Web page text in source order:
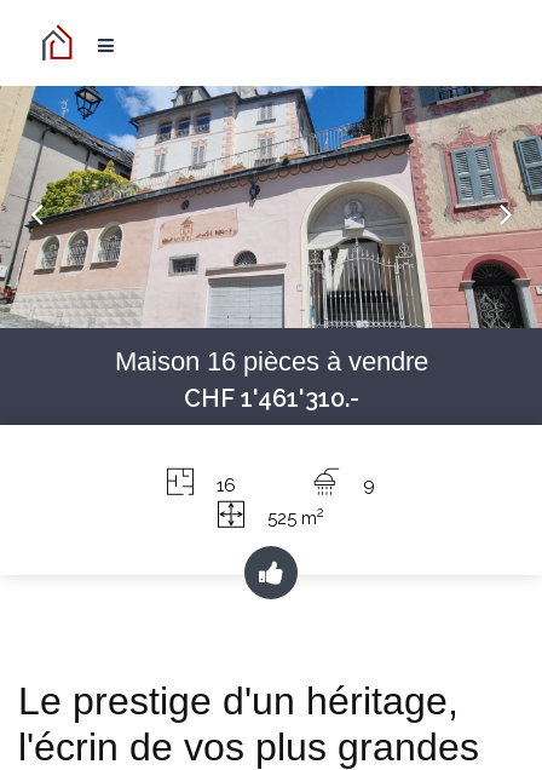
Maison 16 pièces à vendre
CHF 1'461'310.-
16
9
525 m2
Le prestige d'un héritage,
l'écrin de vos plus grandes